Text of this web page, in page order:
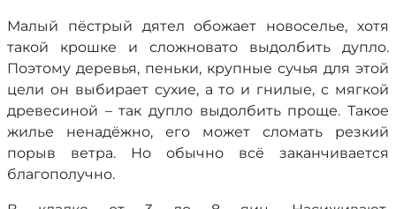
Малый пёстрый дятел обожает новоселье, хотя
такой крошке и сложновато выдолбить дупло.
Поэтому деревья, пеньки, крупные сучья для этой
цели он выбирает сухие, а то и гнилые, с мягкой
древесиной – так дупло выдолбить проще. Такое
жилье ненадёжно, его может сломать резкий
порыв ветра. Но обычно всё заканчивается
благополучно.